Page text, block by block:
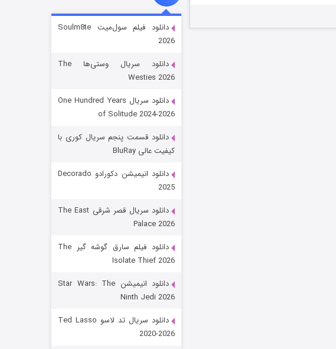
قسمت۶ (زیرنویس)
رویایی برای تو
قسمت۱۵ (دوبله)
دانلود فیلم سول‌میت Soulm8te
2026
دانلود سریال وستی‌ها The
Westies 2026
دانلود سریال One Hundred Years
of Solitude 2024-2026
دانلود قسمت پنجم سریال کوری با
کیفیت عالی BluRay
دانلود انیمیشن دکورادو Decorado
2025
دانلود سریال قصر شرقی The East
Palace 2026
دانلود فیلم سارق گوشه گیر The
Isolate Thief 2026
دانلود انیمیشن Star Wars: The
Ninth Jedi 2026
دانلود سریال تد لاسو Ted Lasso
2020-2026